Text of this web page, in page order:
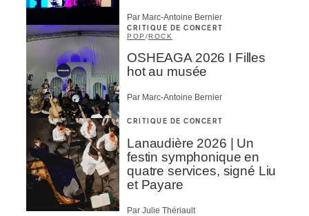
Par Marc-Antoine Bernier
CRITIQUE DE CONCERT
POP /ROCK
OSHEAGA 2026 I Filles
hot au musée
Par Marc-Antoine Bernier
CRITIQUE DE CONCERT
Lanaudière 2026 | Un
festin symphonique en
quatre services, signé Liu
et Payare
Par Julie Thériault